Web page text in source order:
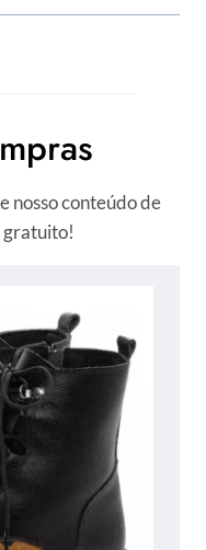
nosso conteúdo de
gratuito!